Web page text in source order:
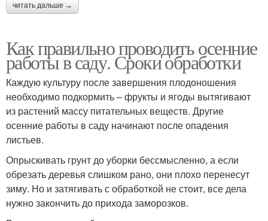
читать дальше →
Как правильно проводить осенние
работы в саду. Сроки обработки
Каждую культуру после завершения плодоношения
необходимо подкормить – фрукты и ягоды вытягивают
из растений массу питательных веществ. Другие
осенние работы в саду начинают после опадения
листьев.
Опрыскивать грунт до уборки бессмысленно, а если
обрезать деревья слишком рано, они плохо перенесут
зиму. Но и затягивать с обработкой не стоит, все дела
нужно закончить до прихода заморозков.